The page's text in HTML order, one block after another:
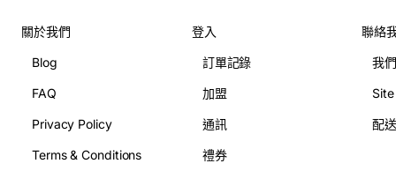
關於我們
Blog
FAQ
Privacy Policy
Terms & Conditions
登入
訂單記錄
加盟
通訊
禮券
聯絡
我
配